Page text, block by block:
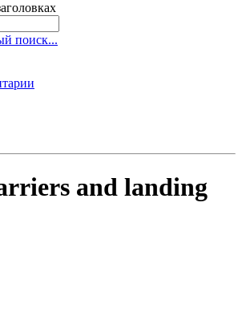
поиск...
and landing